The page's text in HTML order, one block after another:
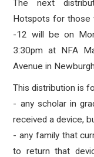
The next
Hotspots for those
-12 will be on
3:30pm at NFA
Avenue in
This distribution is
- any scholar in
received a device,
- any family that
to return that